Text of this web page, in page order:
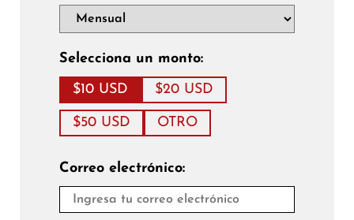
Selecciona un monto:
$10 USD $20 USD
$50 USD OTRO
Correo electrónico: